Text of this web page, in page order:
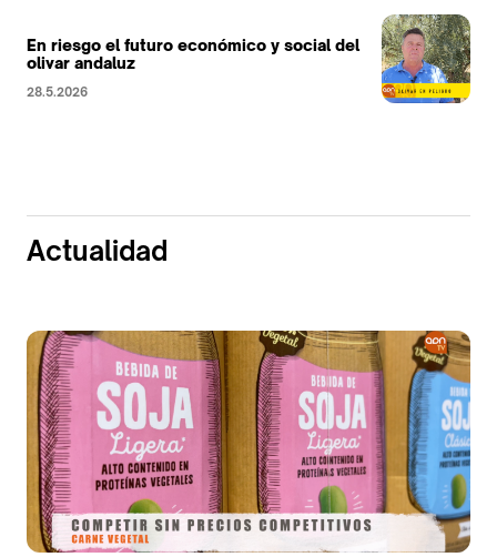
En riesgo el futuro económico y social del
olivar andaluz
28.5.2026
Actualidad